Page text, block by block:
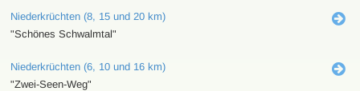
Niederkrüchten (8, 15 und 20 km)
"Schönes Schwalmtal"
Niederkrüchten (6, 10 und 16 km)
"Zwei-Seen-Weg"